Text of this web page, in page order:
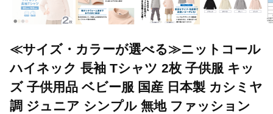
≪サイズ・カラーが選べる≫ニットコール
ハイネック 長袖 Tシャツ 2枚 子供服 キッ
ズ 子供用品 ベビー服 国産 日本製 カシミヤ
調 ジュニア シンプル 無地 ファッション